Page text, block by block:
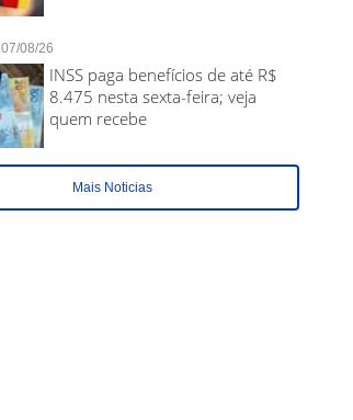
07/08/26
INSS paga benefícios de até R$
8.475 nesta sexta-feira; veja
quem recebe
Mais Noticias